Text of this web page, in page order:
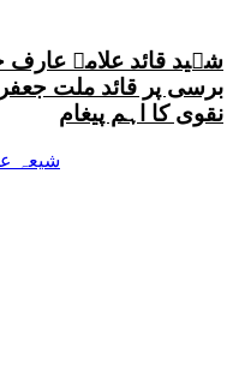
برسی پر قائد ملت
نقوی کا اہم پیغام